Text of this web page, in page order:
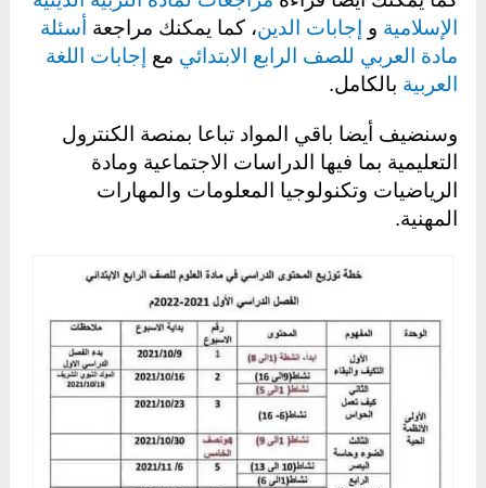
الإسلامية و إجابات الدين، كما يمكنك مراجعة أسئلة
مادة العربي للصف الرابع الابتدائي مع إجابات اللغة
العربية بالكامل.
وسنضيف أيضا باقي المواد تباعا بمنصة الكنترول
التعليمية بما فيها الدراسات الاجتماعية ومادة
الرياضيات وتكنولوجيا المعلومات والمهارات
المهنية.